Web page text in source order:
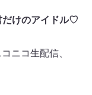
だけのアイドル♡
ニコ生配信、